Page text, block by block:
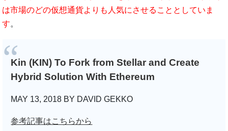
は市場のどの仮想通貨よりも人気にさせることとしていま
す。
Kin (KIN) To Fork from Stellar and Create
Hybrid Solution With Ethereum
MAY 13, 2018 BY DAVID GEKKO
参考記事はこちらから